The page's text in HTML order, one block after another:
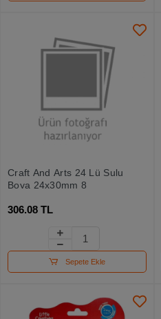
Craft And Arts 24 Lü Sulu
Boya 24x30mm 8
306.08 TL
Sepete Ekle